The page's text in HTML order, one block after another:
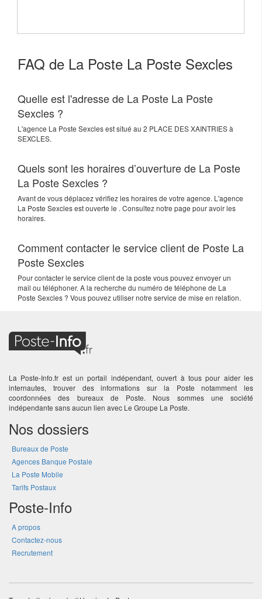
FAQ de La Poste La Poste Sexcles
Quelle est l'adresse de La Poste La Poste
Sexcles ?
L'agence La Poste Sexclesest situé au 2 PLACE DES XAINTRIESà
SEXCLES.
Quels sont les horaires d’ouverture de La Poste
La Poste Sexcles ?
Avant de vous déplacez vérifiez les horaires de votre agence. L'agence
La Poste Sexcles est ouverte le . Consultez notre page pour avoir les
horaires.
Comment contacter le service client de Poste La
Poste Sexcles
Pour contacter le service client de la poste vous pouvez envoyer un
mail ou téléphoner. A la recherche du numéro de téléphone de La
Poste Sexcles ? Vous pouvez utiliser notre service de mise en relation.
La Poste-Info.fr est un portail indépendant, ouvert à tous pour aider les
internautes, trouver des informations sur la Poste notamment les
coordonnées des bureaux de Poste. Nous sommes une société
indépendante sans aucun lien avec Le Groupe La Poste.
Nos dossiers
Bureaux de Poste
Agences Banque Postale
La Poste Mobile
Tarifs Postaux
Poste-Info
A propos
Contactez-nous
Recrutement